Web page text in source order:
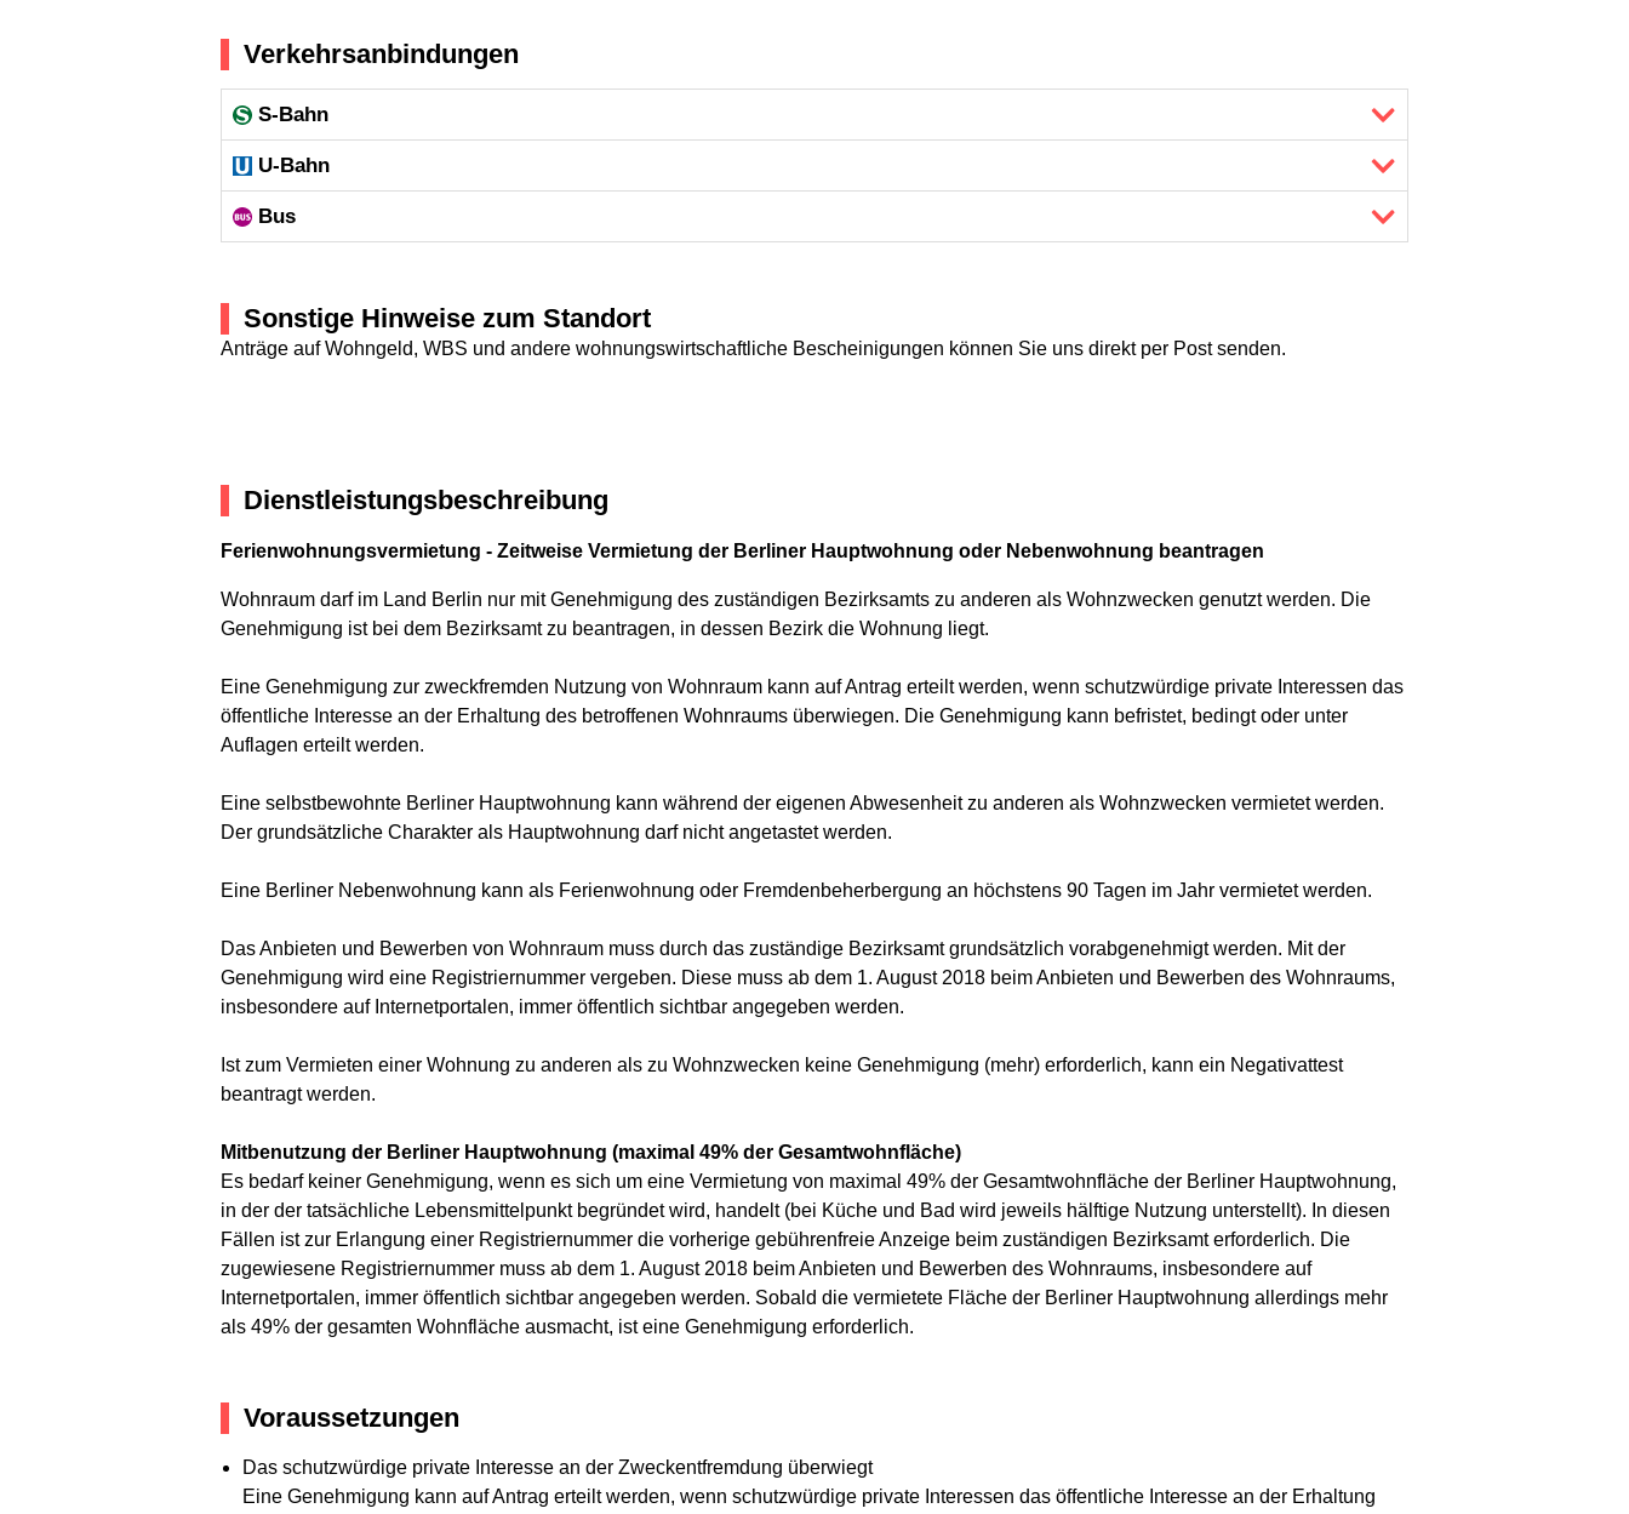
Verkehrsanbindungen
S-Bahn
U-Bahn
Bus
Sonstige Hinweise zum Standort
Anträge auf Wohngeld, WBS und andere wohnungswirtschaftliche Bescheinigungen können Sie uns direkt per Post senden.
Dienstleistungsbeschreibung
Ferienwohnungsvermietung - Zeitweise Vermietung der Berliner Hauptwohnung oder Nebenwohnung beantragen
Wohnraum darf im Land Berlin nur mit Genehmigung des zuständigen Bezirksamts zu anderen als Wohnzwecken genutzt werden. Die
Genehmigung ist bei dem Bezirksamt zu beantragen, in dessen Bezirk die Wohnung liegt.
Eine Genehmigung zur zweckfremden Nutzung von Wohnraum kann auf Antrag erteilt werden, wenn schutzwürdige private Interessen das
öffentliche Interesse an der Erhaltung des betroffenen Wohnraums überwiegen. Die Genehmigung kann befristet, bedingt oder unter
Auflagen erteilt werden.
Eine selbstbewohnte Berliner Hauptwohnung kann während der eigenen Abwesenheit zu anderen als Wohnzwecken vermietet werden.
Der grundsätzliche Charakter als Hauptwohnung darf nicht angetastet werden.
Eine Berliner Nebenwohnung kann als Ferienwohnung oder Fremdenbeherbergung an höchstens 90 Tagen im Jahr vermietet werden.
Das Anbieten und Bewerben von Wohnraum muss durch das zuständige Bezirksamt grundsätzlich vorabgenehmigt werden. Mit der
Genehmigung wird eine Registriernummer vergeben. Diese muss ab dem 1. August 2018 beim Anbieten und Bewerben des Wohnraums,
insbesondere auf Internetportalen, immer öffentlich sichtbar angegeben werden.
Ist zum Vermieten einer Wohnung zu anderen als zu Wohnzwecken keine Genehmigung (mehr) erforderlich, kann ein Negativattest
beantragt werden.
Mitbenutzung der Berliner Hauptwohnung (maximal 49% der Gesamtwohnfläche)
Es bedarf keiner Genehmigung, wenn es sich um eine Vermietung von maximal 49% der Gesamtwohnfläche der Berliner Hauptwohnung,
in der der tatsächliche Lebensmittelpunkt begründet wird, handelt (bei Küche und Bad wird jeweils hälftige Nutzung unterstellt). In diesen
Fällen ist zur Erlangung einer Registriernummer die vorherige gebührenfreie Anzeige beim zuständigen Bezirksamt erforderlich. Die
zugewiesene Registriernummer muss ab dem 1. August 2018 beim Anbieten und Bewerben des Wohnraums, insbesondere auf
Internetportalen, immer öffentlich sichtbar angegeben werden. Sobald die vermietete Fläche der Berliner Hauptwohnung allerdings mehr
als 49% der gesamten Wohnfläche ausmacht, ist eine Genehmigung erforderlich.
Voraussetzungen
Das schutzwürdige private Interesse an der Zweckentfremdung überwiegt
Eine Genehmigung kann auf Antrag erteilt werden, wenn schutzwürdige private Interessen das öffentliche Interesse an der Erhaltung